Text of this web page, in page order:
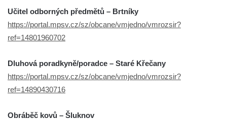
Učitel odborných předmětů – Brtníky
https://portal.mpsv.cz/sz/obcane/vmjedno/vmrozsir?
ref=14801960702
Dluhová poradkyně/poradce – Staré Křečany
https://portal.mpsv.cz/sz/obcane/vmjedno/vmrozsir?
ref=14890430716
Obráběč kovů – Šluknov